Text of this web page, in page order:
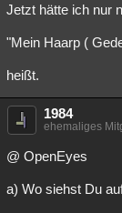
Jetzt hätte ich nur
"Mein Haarp (
heißt.
1984
ehemaliges
@ OpenEyes
a) Wo siehst Du